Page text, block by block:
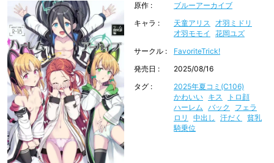
原作
ブルーアーカイブ
キャラ
天童アリス 才羽ミドリ
才羽モモイ
花岡ユズ
サークル
FavoriteTrick!
発売日
2025/08/16
タグ
2025年夏コミ(C106)
かわいい
キス
トロ顔
ハーレム バック
フェラ
ロリ
中出し 汗だく
貧乳
騎乗位